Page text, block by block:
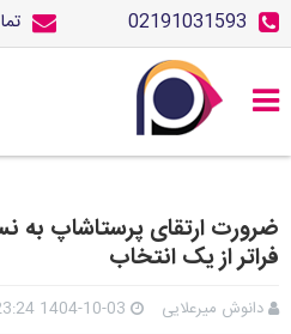
02191031593
ضرورت ارتقای پرستاشاپ به
فراتر از یک انتخاب
دانوش میرعلایی 1404-10-03 16:23:24